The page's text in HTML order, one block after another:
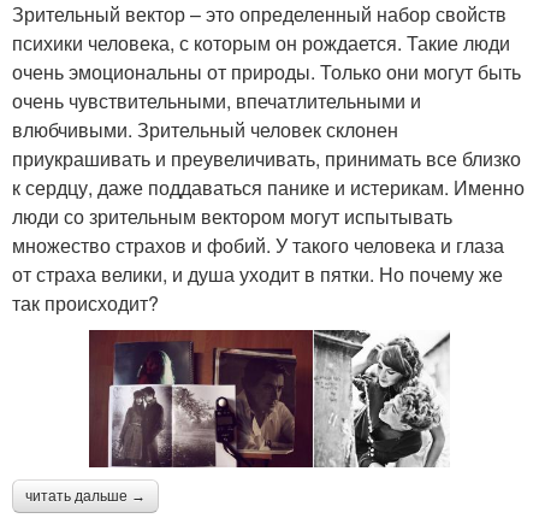
Зрительный вектор – это определенный набор свойств
психики человека, с которым он рождается. Такие люди
очень эмоциональны от природы. Только они могут быть
очень чувствительными, впечатлительными и
влюбчивыми. Зрительный человек склонен
приукрашивать и преувеличивать, принимать все близко
к сердцу, даже поддаваться панике и истерикам. Именно
люди со зрительным вектором могут испытывать
множество страхов и фобий. У такого человека и глаза
от страха велики, и душа уходит в пятки. Но почему же
так происходит?
читать дальше →